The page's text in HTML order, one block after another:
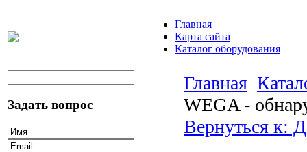
Главная
Карта сайта
Каталог оборудования
Задать вопрос
Главная
WEGA -
Вернуться к: